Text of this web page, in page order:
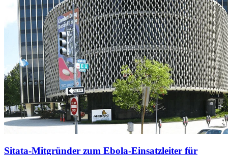
Sitata-Mitgründer zum Ebola-Einsatzleiter für